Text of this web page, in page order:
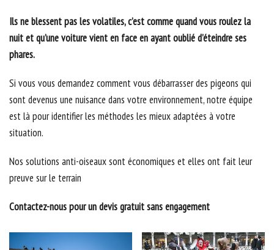
Ils ne blessent pas les volatiles, c’est comme quand vous roulez la
nuit et qu’une voiture vient en face en ayant oublié d’éteindre ses
phares.
Si vous vous demandez comment vous débarrasser des pigeons qui
sont devenus une nuisance dans votre environnement, notre équipe
est là pour identifier les méthodes les mieux adaptées à votre
situation.
Nos solutions anti-oiseaux sont économiques et elles ont fait leur
preuve sur le terrain
Contactez-nous pour un devis gratuit sans engagement